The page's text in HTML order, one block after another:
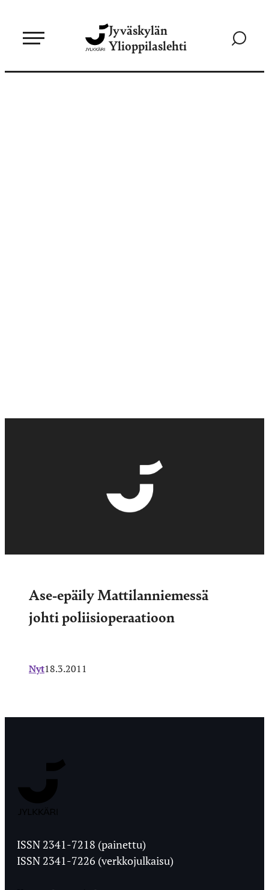
sisältöön
Jyväskylän
Ylioppilaslehti
Siirry
Ase-epäily Mattilanniemessä
johti poliisioperaatioon
Nyt18.3.2011
Ylioppilaslehti
ISSN 2341-7218 (painettu)
ISSN 2341-7226 (verkkojulkaisu)